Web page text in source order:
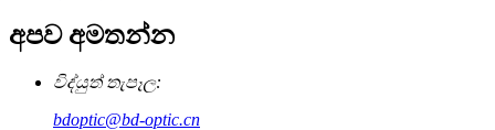
අපව අමතන්න
විද්යුත් තැපෑල:
bdoptic@bd-optic.cn